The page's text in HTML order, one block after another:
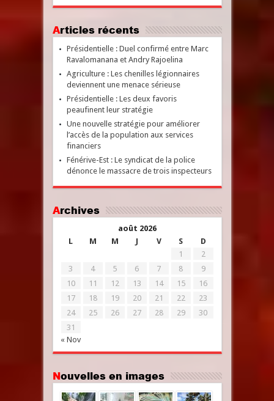
Articles récents
Présidentielle : Duel confirmé entre Marc
Ravalomanana et Andry Rajoelina
Agriculture : Les chenilles légionnaires
deviennent une menace sérieuse
Présidentielle : Les deux favoris
peaufinent leur stratégie
Une nouvelle stratégie pour améliorer
l’accès de la population aux services
financiers
Fénérive-Est : Le syndicat de la police
dénonce le massacre de trois inspecteurs
Archives
août 2026
L
M M J V S D
« Nov
1
2
3
4 5 6 7 8
9
10
11 12 13 14 15
16
17
18 19 20 21 22
23
24
25 26 27 28 29
30
31
Nouvelles en images